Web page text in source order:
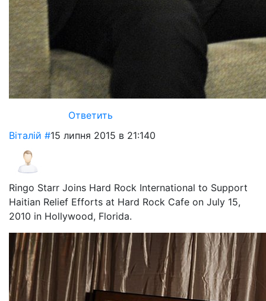
Ответить
Віталій #15 липня 2015 в 21:140
Ringo Starr Joins Hard Rock International to Support
Haitian Relief Efforts at Hard Rock Cafe on July 15,
2010 in Hollywood, Florida.